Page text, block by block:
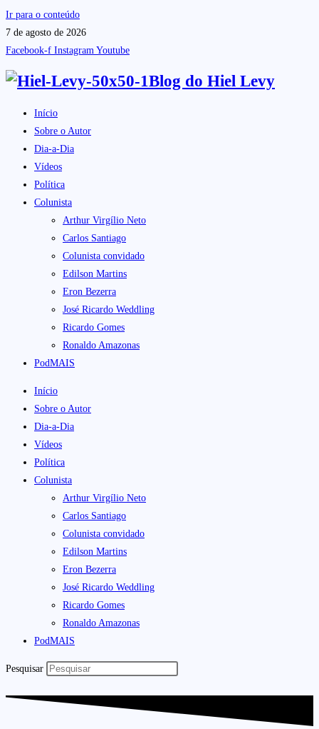
Ir para o conteúdo
7 de agosto de 2026
Facebook-f Instagram Youtube
Blog do Hiel Levy
Início
Sobre o Autor
Dia-a-Dia
Vídeos
Política
Colunista
Arthur Virgílio Neto
Carlos Santiago
Colunista convidado
Edilson Martins
Eron Bezerra
José Ricardo Weddling
Ricardo Gomes
Ronaldo Amazonas
PodMAIS
Início
Sobre o Autor
Dia-a-Dia
Vídeos
Política
Colunista
Arthur Virgílio Neto
Carlos Santiago
Colunista convidado
Edilson Martins
Eron Bezerra
José Ricardo Weddling
Ricardo Gomes
Ronaldo Amazonas
PodMAIS
Pesquisar